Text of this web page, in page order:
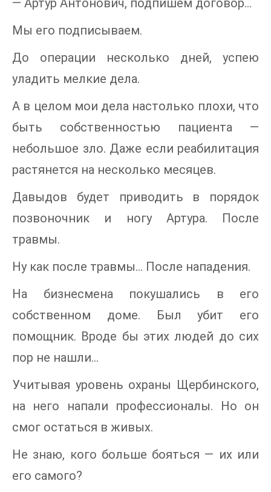
— Артур Антонович, подпишем договор…
Мы его подписываем.
До операции несколько дней, успею
уладить мелкие дела.
А в целом мои дела настолько плохи, что
быть собственностью пациента —
небольшое зло. Даже если реабилитация
растянется на несколько месяцев.
Давыдов будет приводить в порядок
позвоночник и ногу Артура. После
травмы.
Ну как после травмы… После нападения.
На бизнесмена покушались в его
собственном доме. Был убит его
помощник. Вроде бы этих людей до сих
пор не нашли…
Учитывая уровень охраны Щербинского,
на него напали профессионалы. Но он
смог остаться в живых.
Не знаю, кого больше бояться — их или
его самого?